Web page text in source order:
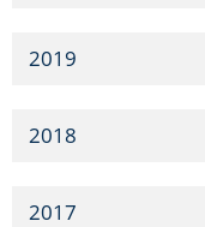
2019
2018
2017